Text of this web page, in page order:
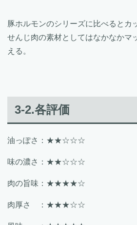
豚ホルモンのシリーズに比べるとカ
せんじ肉の素材としてはなかなかマ
える。
3-2.各評価
油っぽさ：★★☆☆☆
味の濃さ：★★☆☆☆
肉の旨味：★★★★☆
肉厚さ ：★★★☆☆